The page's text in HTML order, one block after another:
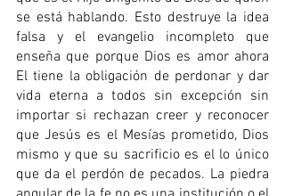
se está hablando. Esto destruye la idea
falsa y el evangelio incompleto que
enseña que porque Dios es amor ahora
El tiene la obligación de perdonar y dar
vida eterna a todos sin excepción sin
importar si rechazan creer y reconocer
que Jesús es el Mesías prometido, Dios
mismo y que su sacrificio es el lo único
que da el perdón de pecados. La piedra